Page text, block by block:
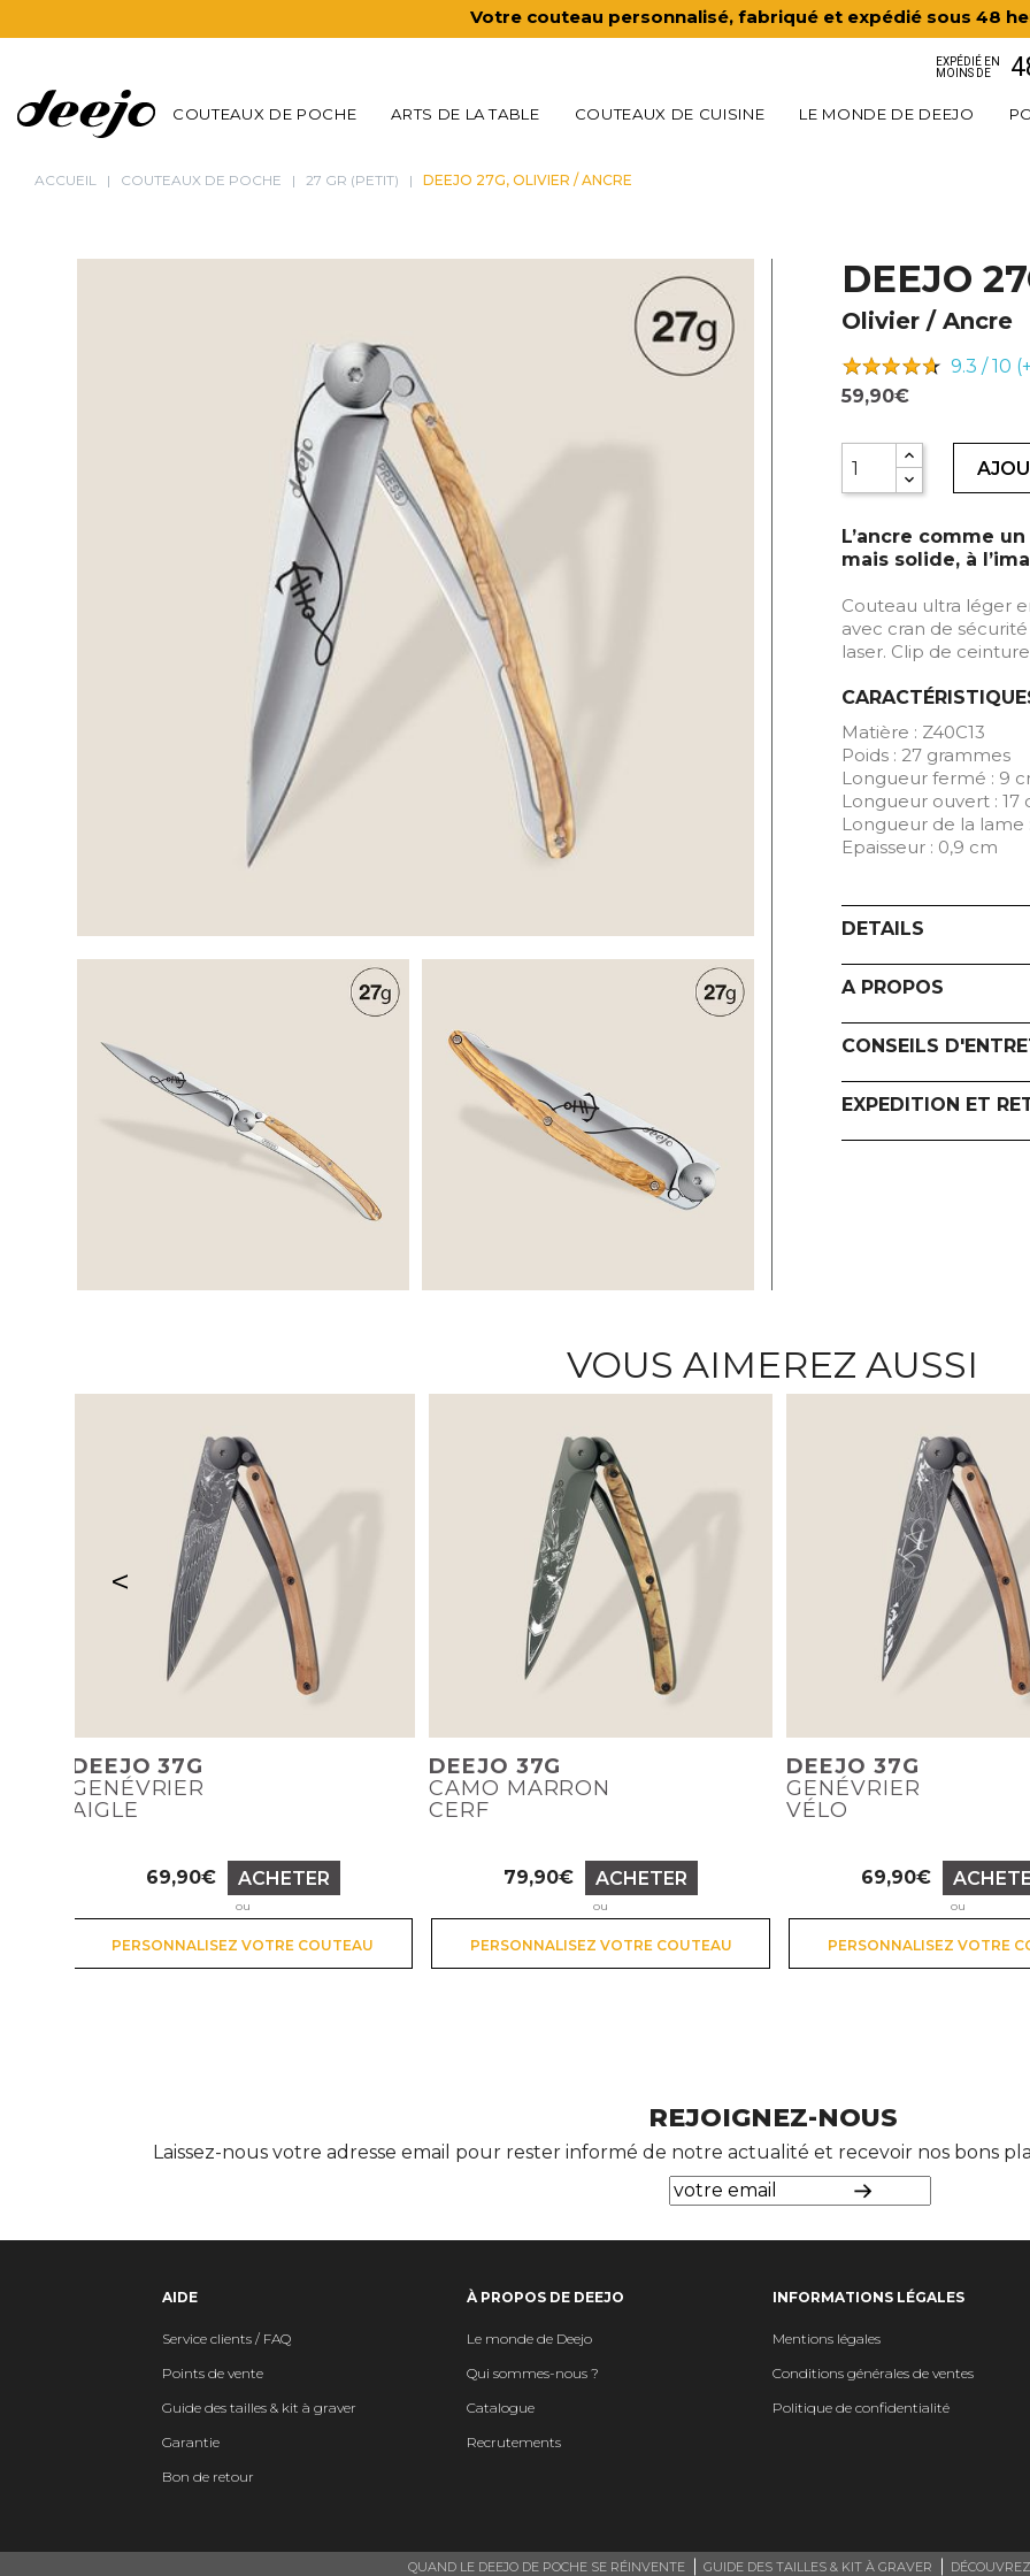
Votre couteau personnalisé, fabriqué et expédié sous 48
COUTEAUX DE POCHE ARTS DE LA TABLE COUTEAUX DE CUISINE LE MONDE DE DEEJO
EXPÉDIÉ EN
MOINS DE
ACCUEIL COUTEAUX DE POCHE 27 GR (PETIT) DEEJO 27G, OLIVIER / ANCRE
DEEJO
Olivier / Ancre
9.3 / 10
59,90€
L’ancre comme
mais solide, à
Couteau ultra léger
avec cran de
laser. Clip de
Matière : Z40C13
Poids : 27 grammes
Longueur fermé : 9
Longueur ouvert : 17
Longueur de la lame
Epaisseur : 0,9 cm
DETAILS
A PROPOS
CONSEILS
EXPEDITION ET
VOUS AIMEREZ AUSSI
DEEJO 37G
GENÉVRIER
AIGLE
Prix
69,90€ ACHETER
ou
PERSONNALISEZ VOTRE COUTEAU
DEEJO 37G
CAMO MARRON
CERF
Prix
79,90€ ACHETER
ou
PERSONNALISEZ VOTRE COUTEAU
DEEJO 37G
GENÉVRIER
VÉLO
Prix
69,90€
ou
PERSONNALISEZ VOTRE
<
REJOIGNEZ-NOUS
Laissez-nous votre adresse email pour rester informé de notre actualité et recevoir nos bons
AIDE
Service clients / FAQ
Points de vente
Guide des tailles & kit à graver
Garantie
Bon de retour
À PROPOS DE DEEJO
Le monde de Deejo
Qui sommes-nous ?
Catalogue
Recrutements
INFORMATIONS LÉGALES
Mentions légales
Conditions générales de ventes
Politique de confidentialité
QUAND LE DEEJO DE POCHE SE RÉINVENTE GUIDE DES TAILLES & KIT À GRAVER